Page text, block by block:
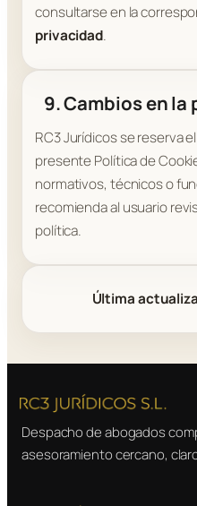
consultarse en la
privacidad.
9. Cambios en
RC3 Jurídicos se reserva
presente Política de
normativos, técnicos o
recomienda al usuario
política.
Última
Despacho de abogados
asesoramiento cercano,